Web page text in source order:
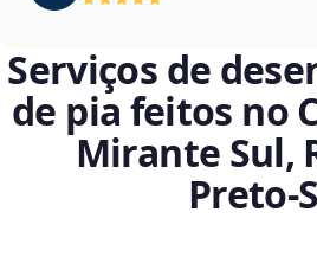
Serviços de
de pia feitos no
Mirante Sul,